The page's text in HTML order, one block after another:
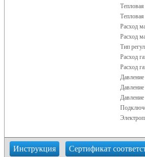
Расход
Расход
Тип
Расход
Расход
Давление
Инструкция Сертификат